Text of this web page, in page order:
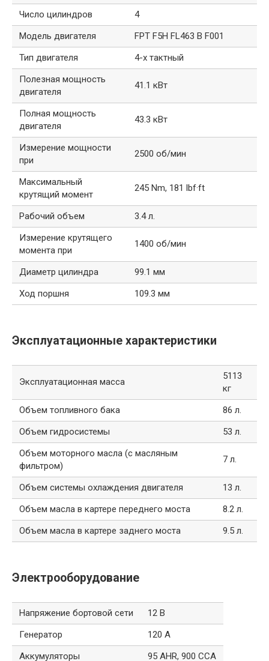
Число цилиндров
4
Модель двигателя
FPT F5H FL463 B F001
Тип двигателя
4-х тактный
Полезная мощность
двигателя
41.1 кВт
Полная мощность
двигателя
43.3 кВт
Измерение мощности
при
2500 об/мин
Максимальный
крутящий момент
245 Nm, 181 lbf·ft
Рабочий объем
3.4 л.
Измерение крутящего
момента при
1400 об/мин
Диаметр цилиндра
99.1 мм
Ход поршня
109.3 мм
Эксплуатационные характеристики
Эксплуатационная масса
5113
кг
Объем топливного бака
86 л.
Объем гидросистемы
53 л.
Объем моторного масла (с масляным
фильтром)
7 л.
Объем системы охлаждения двигателя
13 л.
Объем масла в картере переднего моста
8.2 л.
Объем масла в картере заднего моста
9.5 л.
Электрооборудование
Напряжение бортовой сети
12 В
Генератор
120 А
Аккумуляторы
95 AHR, 900 CCA